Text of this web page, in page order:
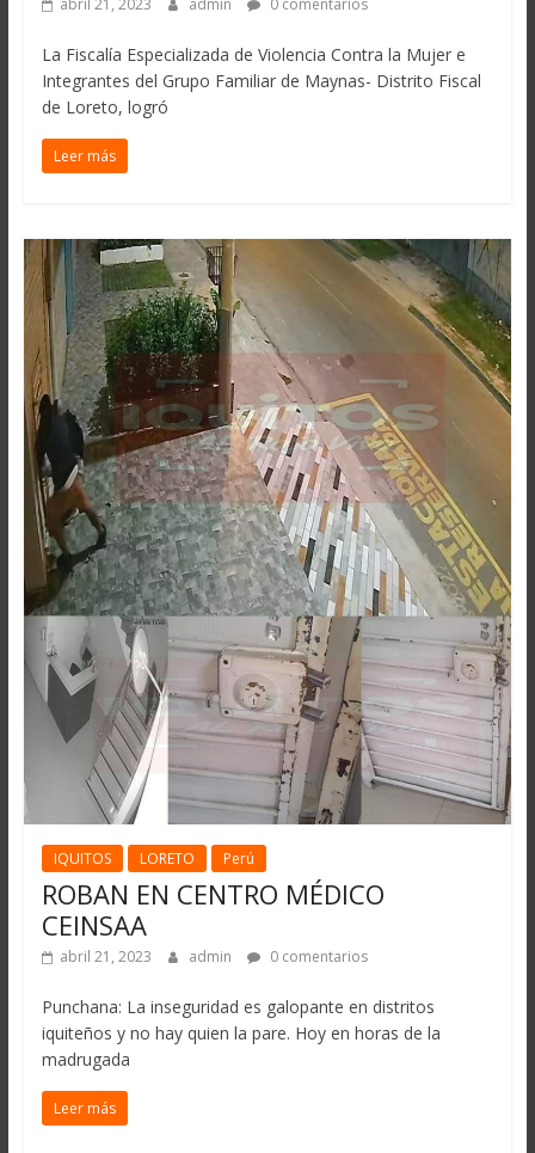
La Fiscalía Especializada de Violencia Contra la Mujer e
Integrantes del Grupo Familiar de Maynas- Distrito Fiscal
de Loreto, logró
Leer más
IQUITOS LORETO Perú
ROBAN EN CENTRO MÉDICO
CEINSAA
abril 21, 2023 admin 0 comentarios
Punchana: La inseguridad es galopante en distritos
iquiteños y no hay quien la pare. Hoy en horas de la
madrugada
Leer más